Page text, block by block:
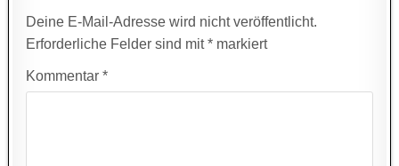
Deine E-Mail-Adresse wird nicht veröffentlicht.
Erforderliche Felder sind mit* markiert
Kommentar*